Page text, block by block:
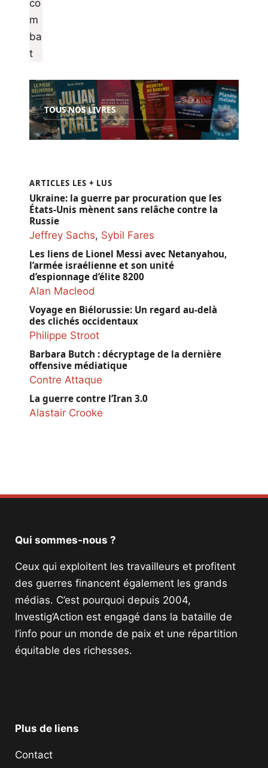
TOUS NOS LIVRES
ARTICLES LES + LUS
Ukraine: la guerre par procuration que les
États-Unis mènent sans relâche contre la
Russie
Jeffrey Sachs, Sybil Fares
Les liens de Lionel Messi avec Netanyahou,
l’armée israélienne et son unité
d’espionnage d’élite 8200
Alan Macleod
Voyage en Biélorussie: Un regard au-delà
des clichés occidentaux
Philippe Stroot
Barbara Butch : décryptage de la dernière
offensive médiatique
Contre Attaque
La guerre contre l’Iran 3.0
Alastair Crooke
Qui sommes-nous ?
Ceux qui exploitent les travailleurs et profitent
des guerres financent également les grands
médias. C’est pourquoi depuis 2004,
Investig’Action est engagé dans la bataille de
l’info pour un monde de paix et une répartition
équitable des richesses.
Plus de liens
Contact